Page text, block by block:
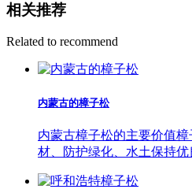
相关推荐
Related to recommend
内蒙古的樟子松
内蒙古樟子松的主要价值
材、防护绿化、水土保持